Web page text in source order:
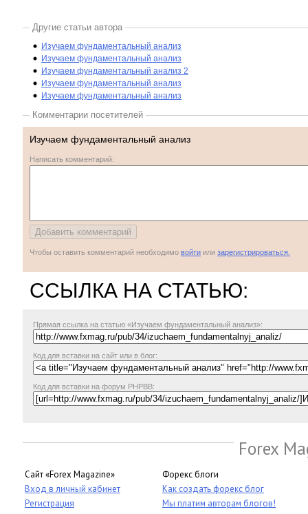
Другие статьи автора
Изучаем фундаментальный анализ
Изучаем фундаментальный анализ
Изучаем фундаментальный анализ 2
Изучаем фундаментальный анализ
Изучаем фундаментальный анализ
Комментарии посетителей
Изучаем фундаментальный анализ
Написать комментарий:
Чтобы оставить комментарий необходимо войти или зарегистрироваться.
ССЫЛКА НА СТАТЬЮ:
Прямая ссылка на статью «Изучаем фундаментальный анализ»:
Код для вставки на сайт или в блог:
Код для вставки на форум PHPBB:
Forex
Сайт «Forex Magazine»
Вход в личный кабинет
Регистрация
Форекс блоги
Как создать форекс блог
Мы платим авторам блогов!